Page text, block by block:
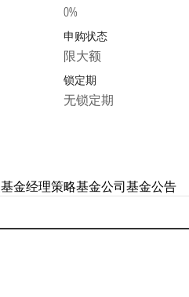
0%
申购状态
限大额
锁定期
无锁定期
基金经理策略基金公司基金公告